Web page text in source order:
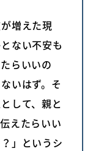
増えた現
ない不安も
らいいの
いはず。そ
して、親と
えたらいい
」というシ